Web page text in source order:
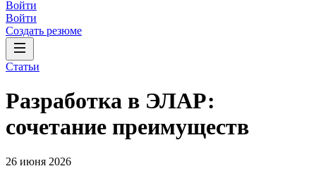
Войти
Войти
Создать резюме
Статьи
Разработка в ЭЛАР:
сочетание преимуществ
26 июня 2026